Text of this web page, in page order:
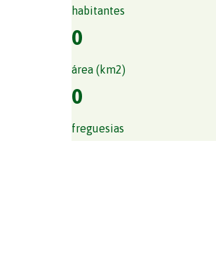
habitantes
0
área (km2)
0
freguesias